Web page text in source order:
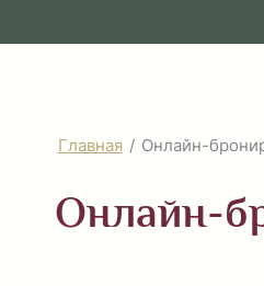
Главная / Онлайн-
Онлайн-